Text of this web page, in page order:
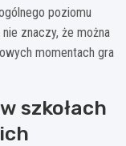
poziomu
znaczy, że można
momentach gra
szkołach